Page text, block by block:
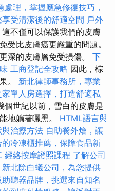
處理，掌握應急修復技巧，
受清潔後的舒適空間 戶外
這不僅可以保護我們的皮膚
受比皮膚癌更嚴重的問題。
深的皮膚層免受損傷。 下
工商登記全攻略 因此，棕
。 新北律師事務所，專業
單人房選擇，打造舒適私
個世紀以前，雪白的皮膚是
地躺著曬黑。 HTML語言與
治療方法 自助餐外燴，讓
冷凍櫃推薦，保障食品新
經絡按摩證照課程 了解公司
新北除白蟻公司，為您提供
聽器品牌，挑選來自知名